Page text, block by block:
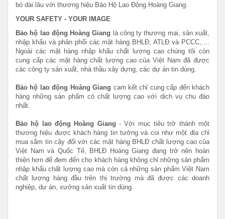
bó dài lâu với thương hiệu Bảo Hộ Lao Động Hoàng Giang.
YOUR SAFETY - YOUR IMAGE
Bảo hộ lao động Hoàng Giang là công ty thương mại, sản xuất,
nhập khẩu và phân phối các mặt hàng BHLĐ, ATLĐ và PCCC,....
Ngoài các mặt hàng nhập khẩu chất lượng cao chúng tôi còn
cung cấp các mặt hàng chất lượng cao của Việt Nam đã được
các công ty sản xuất, nhà thầu xây dựng, các dự án tin dùng.
Bảo hộ lao động Hoàng Giang cam kết chỉ cung cấp đến khách
hàng những sản phẩm có chất lượng cao với dịch vụ chu đáo
nhất.
Bảo hộ lao động Hoàng Giang - Với mục tiêu trở thành một
thương hiệu được khách hàng tin tưởng và coi như một địa chỉ
mua sắm tin cậy đối với các mặt hàng BHLĐ chất lượng cao của
Việt Nam và Quốc Tế,
BHLĐ Hoàng Giang đang trở nên hoàn
thiện hơn để đem đến cho khách hàng không chỉ những sản phẩm
nhập khẩu chất lượng cao mà còn cả những sản phẩm Việt Nam
chất lượng hàng đầu trên thị trường mà đã được các doanh
nghiệp, dự án, xưởng sản xuất tin dùng.